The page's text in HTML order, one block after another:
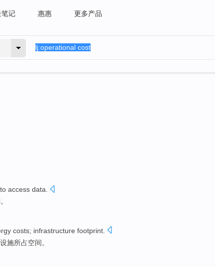
笔记 惠惠 更多产品
to access data
。
costs; infrastructure footprint
施所占空间。